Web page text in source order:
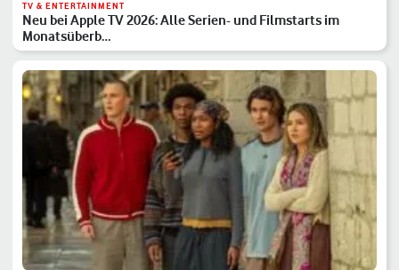
TV & ENTERTAINMENT
Neu bei Apple TV 2026: Alle Serien- und Filmstarts im
Monatsüberb…